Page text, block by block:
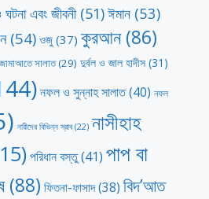
এবং জীবনী(51)ঈমান (53)
(54) ওজু (37) কুরআন(86)
জামাআতে সালাত(29) দুর্বল ও জাল হাদীস (31)
নফল ও সুন্নাহ সালাত(40) নফল
নারীদের বিভিন্ন স্রাব(22) নাসীহাহ
পরিধান বস্তু(41) পাপ বা
(88) ফিতনা-ফাসাদ(38) বিদ’আত